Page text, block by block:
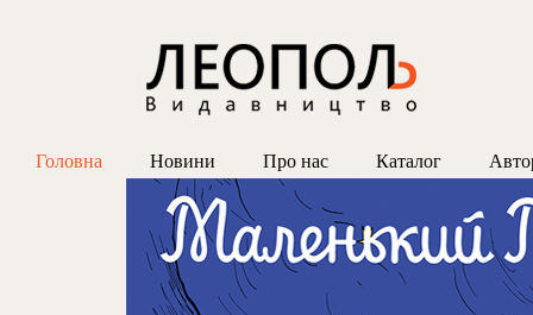
Головна Новини Про нас Каталог